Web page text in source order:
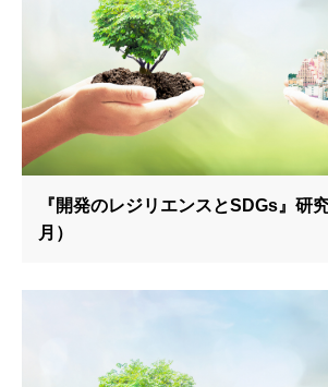
『開発のレジリエンスとSDGs』研
月）